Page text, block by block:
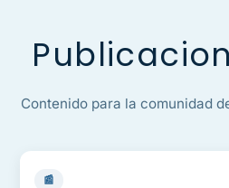
Contenido para la comunidad
📰